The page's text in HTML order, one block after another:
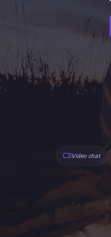
Vídeo chat